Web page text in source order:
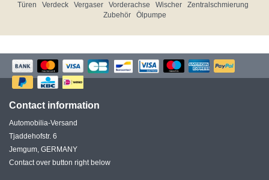
Türen
Verdeck Vergaser Vorderachse Wischer
Zentralschmierung
Zubehör
Ölpumpe
Contact information
Automobilia-Versand
Tjaddehofstr. 6
Jemgum, GERMANY
Contact over button right below